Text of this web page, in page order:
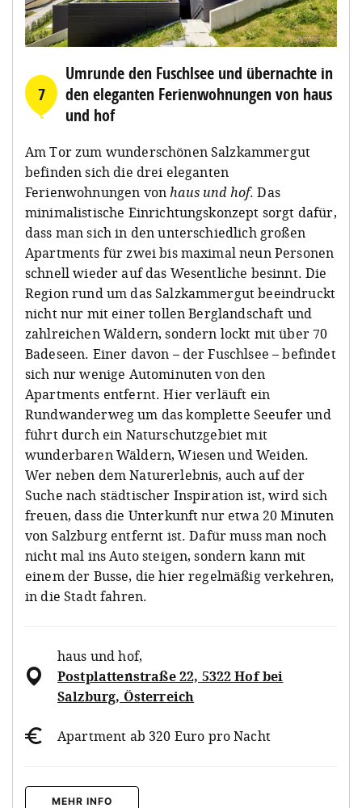
7
Umrunde den Fuschlsee und übernachte in
den eleganten Ferienwohnungen von haus
und hof
Am Tor zum wunderschönen Salzkammergut
befinden sich die drei eleganten
Ferienwohnungen vonhaus und hof. Das
minimalistische Einrichtungskonzept sorgt dafür,
dass man sich in den unterschiedlich großen
Apartments für zwei bis maximal neun Personen
schnell wieder auf das Wesentliche besinnt. Die
Region rund um das Salzkammergut beeindruckt
nicht nur mit einer tollen Berglandschaft und
zahlreichen Wäldern, sondern lockt mit über 70
Badeseen. Einer davon – der Fuschlsee – befindet
sich nur wenige Autominuten von den
Apartments entfernt. Hier verläuft ein
Rundwanderweg um das komplette Seeufer und
führt durch ein Naturschutzgebiet mit
wunderbaren Wäldern, Wiesen und Weiden.
Wer neben dem Naturerlebnis, auch auf der
Suche nach städtischer Inspiration ist, wird sich
freuen, dass die Unterkunft nur etwa 20 Minuten
von Salzburg entfernt ist. Dafür muss man noch
nicht mal ins Auto steigen, sondern kann mit
einem der Busse, die hier regelmäßig verkehren,
in die Stadt fahren.
haus und hof,
Postplattenstraße 22, 5322 Hof bei
Salzburg, Österreich
Apartment ab 320 Euro pro Nacht
MEHR INFO